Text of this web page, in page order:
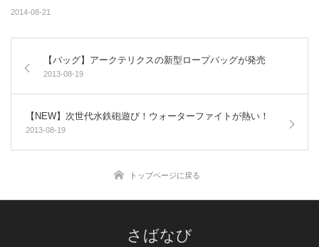
2014-08-21
【バッグ】アークテリクスの新型ロープバッグが発売
2013-08-19
【NEW】次世代水鉄砲遊び！ウォーターファイトが熱い！
2013-08-19
トップページに戻る